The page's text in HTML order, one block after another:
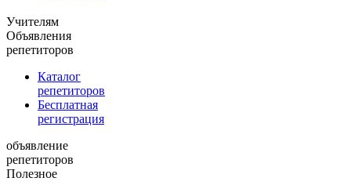
Учителям
Объявления
репетиторов
Каталог
репетиторов
Бесплатная
регистрация
объявление
репетиторов
Полезное